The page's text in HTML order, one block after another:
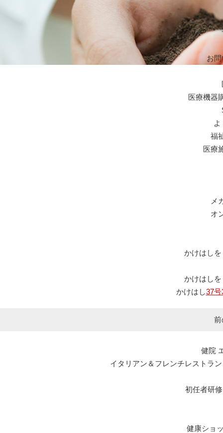
お
医療機器
福
医療
メ
オ
かけはし
かけはし
かけはし37
前
健院
イタリアン＆フレンチレストラ
初任者研修
健康ショ